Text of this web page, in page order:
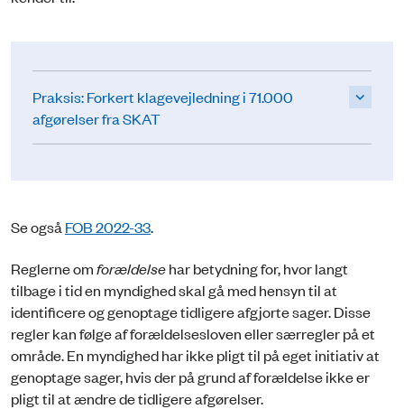
Praksis: Forkert klagevejledning i 71.000
afgørelser fra SKAT
Se også FOB 2022-33.
Reglerne omforældelsehar betydning for, hvor langt
tilbage i tid en myndighed skal gå med hensyn til at
identificere og genoptage tidligere afgjorte sager. Disse
regler kan følge af forældelsesloven eller særregler på et
område. En myndighed har ikke pligt til på eget initiativ at
genoptage sager, hvis der på grund af forældelse ikke er
pligt til at ændre de tidligere afgørelser.